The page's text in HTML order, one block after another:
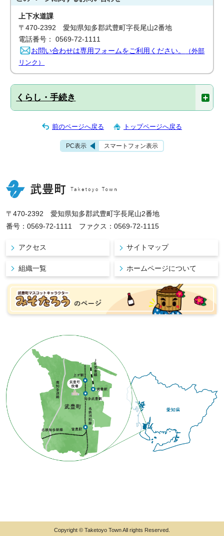
上下水道課
〒470-2392 愛知県知多郡武豊町字長尾山2番地
電話番号： 0569-72-1111
お問い合わせは専用フォームをご利用ください。
（外部
リンク）
くらし・手続き
前のページへ戻る トップページへ戻る
PC表示 スマートフォン表示
〒470-2392 愛知県知多郡武豊町字長尾山2番地
番号：0569-72-1111 ファクス：0569-72-1115
アクセス サイトマップ
組織一覧 ホームページについて
Copyright © Taketoyo Town All rights Reserved.